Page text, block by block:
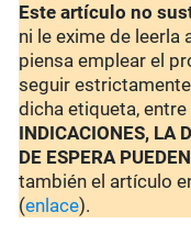
Este artículo no
ni le exime de leerla
piensa emplear el
seguir
dicha etiqueta,
INDICACIONES, LA
DE ESPERA
también el artículo
(enlace).